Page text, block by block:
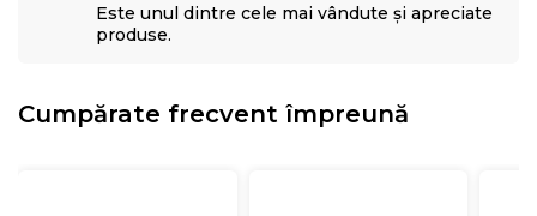
Este unul dintre cele mai vândute și apreciate
produse.
Cumpărate frecvent împreună